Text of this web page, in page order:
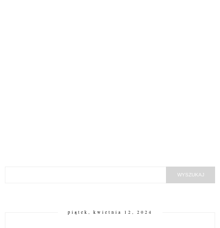
piątek, kwietnia 12, 2024